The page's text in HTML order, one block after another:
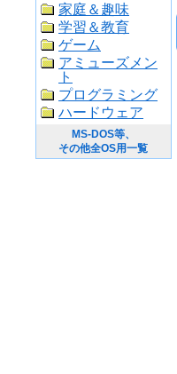
家庭＆趣味
学習＆教育
ゲーム
アミューズメン
ト
プログラミング
ハードウェア
MS-DOS等、
その他全OS用一覧